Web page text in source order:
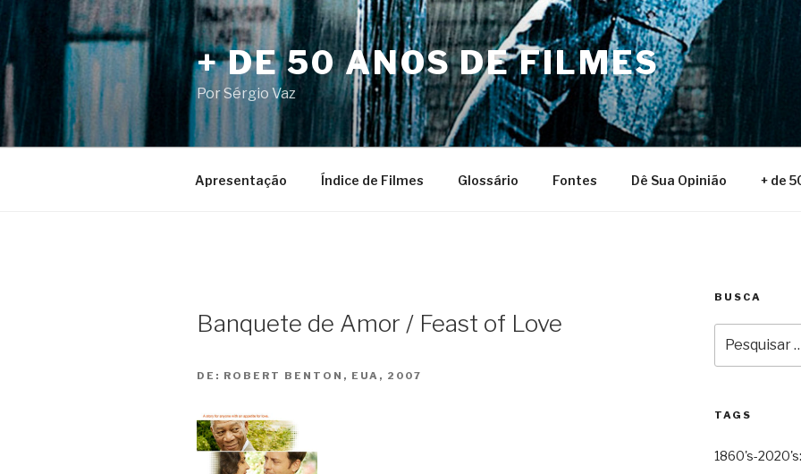
para
o
conteúdo
+ DE 50 ANOS DE FILMES
Por Sérgio Vaz
Apresentação Índice de Filmes Glossário Fontes Dê Sua Opinião + de
Banquete de Amor / Feast of Love
DE: ROBERT BENTON, EUA, 2007
BUSCA
por:
TAGS
1860's-